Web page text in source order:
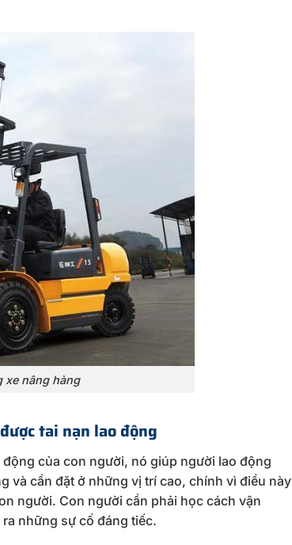
xe nâng hàng
tai nạn lao động
của con người, nó giúp người lao động
và cần đặt ở những vị trí cao, chính vì điều này
người. Con người cần phải học cách vận
những sự cố đáng tiếc.